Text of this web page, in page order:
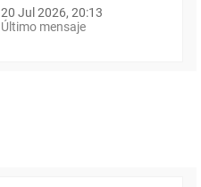
20 Jul 2026, 20:13
Último mensaje